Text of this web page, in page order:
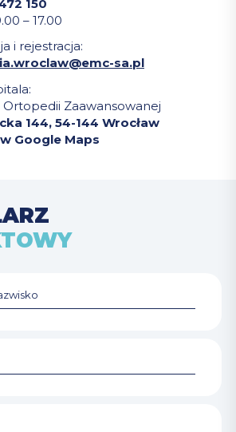
150
– 17.00
i rejestracja:
sa.pl
Zaawansowanej
144, 54-144 Wrocław
Google Maps